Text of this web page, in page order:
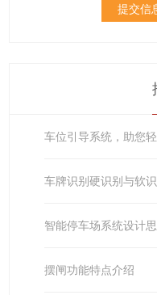
车位引导系统，助您
车牌识别硬识别与软
智能停车场系统设计
摆闸功能特点介绍